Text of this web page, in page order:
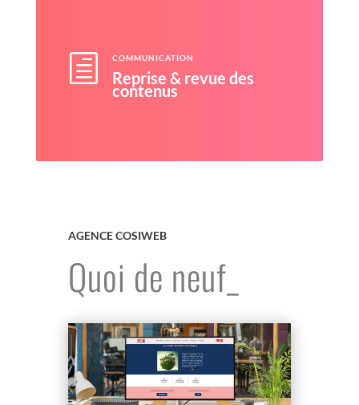
h COMMUNICATION
Reprise & revue des
contenus
AGENCE COSIWEB
Quoi de neuf_